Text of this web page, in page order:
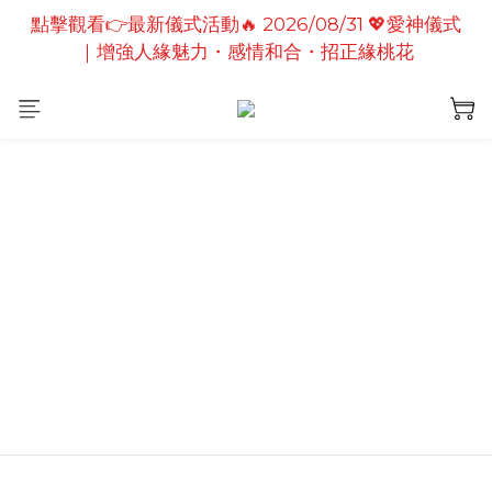
點擊觀看👉最新儀式活動🔥2026/08/19 💗2026七夕
情定善緣桃花燈｜泰國高僧祈願點燈儀式
點擊觀看👉最新儀式活動🔥 2026/08/31 💖愛神儀式
｜增強人緣魅力・感情和合・招正緣桃花
點擊觀看👉最新儀式活動🔥2026/08/19 💗2026七夕